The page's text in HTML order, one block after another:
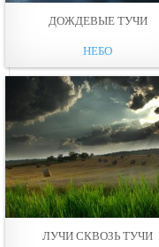
ДОЖДЕВЫЕ ТУЧИ
НЕБО
ЛУЧИ СКВОЗЬ ТУЧИ